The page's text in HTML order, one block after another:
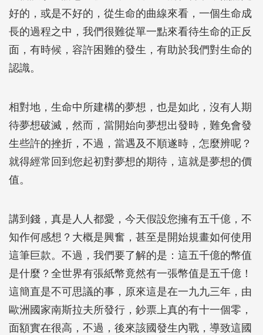
好的，或是不好的，從生命的曲線來看，一個生命成
長的過程之中，我們很難從單一點來看待生命的正反
面，有時候，容許困難的發生，有助於我們對生命的
認識。
相對地，生命中所建構的夢想，也是如此，沒有人期
待夢想破滅，然而，當開始向夢想出發時，難免會發
生些許的挫折，不過，當遇及不順遂時，怎麼辨呢？
就得經常回到您起初對夢想的期待，這就是夢想的價
值。
講到錢，真是人人都愛，今天假設您擁有五千億，不
知作何感想？大概是興奮，甚至是開始規畫如何使用
這筆巨款。不過，我們要了解的是：這五千億的幣值
是什麼？全世界有張紙幣竟然有一張幣值是五千億！
這簡直是不可思議的事，原來這是在一九九三年，由
歐洲國家南斯拉夫所發行，鈔票上真的有十一個零，
面額實在很高，不過，後來該國發生內戰，導致這國